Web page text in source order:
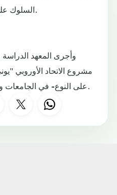
السلوك على أنه عمل من أعمال العنف.
وأجرى المعهد
مشروع الاتحاد الأوروبي
على النوع- في الجامعات والمؤسسات البحثية الأوروبية.